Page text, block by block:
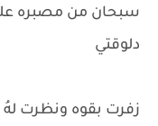
سبحان من مصبره
دلوقتي
زفرت بقوه ونظرت